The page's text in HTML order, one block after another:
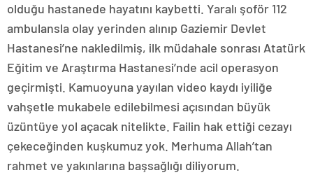
olduğu hastanede hayatını kaybetti. Yaralı şoför 112
ambulansla olay yerinden alınıp Gaziemir Devlet
Hastanesi’ne nakledilmiş, ilk müdahale sonrası Atatürk
Eğitim ve Araştırma Hastanesi’nde acil operasyon
geçirmişti. Kamuoyuna yayılan video kaydı iyiliğe
vahşetle mukabele edilebilmesi açısından büyük
üzüntüye yol açacak nitelikte. Failin hak ettiği cezayı
çekeceğinden kuşkumuz yok. Merhuma Allah’tan
rahmet ve yakınlarına başsağlığı diliyorum.